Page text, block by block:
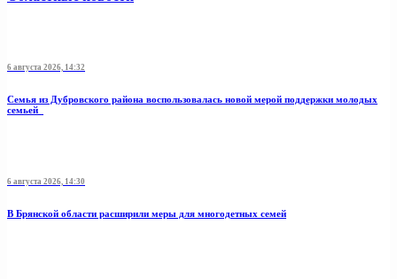
6 августа 2026, 14:32
Семья из Дубровского района воспользовалась новой мерой поддержки молодых
семьей
6 августа 2026, 14:30
В Брянской области расширили меры для многодетных семей